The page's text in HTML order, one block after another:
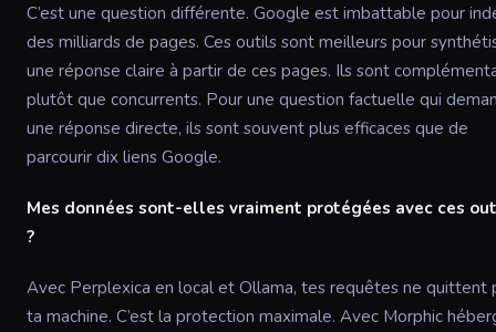
C’est une question différente. Google est imbattable pour
des milliards de pages. Ces outils sont meilleurs pour
une réponse claire à partir de ces pages. Ils sont
plutôt que concurrents. Pour une question factuelle qui
une réponse directe, ils sont souvent plus efficaces que de
parcourir dix liens Google.
Mes données sont-elles vraiment protégées avec ces
?
Avec Perplexica en local et Ollama, tes requêtes ne quittent
ta machine. C’est la protection maximale. Avec Morphic